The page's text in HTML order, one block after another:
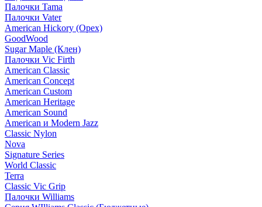
Палочки Tama
Палочки Vater
American Hickory (Орех)
GoodWood
Sugar Maple (Клен)
Палочки Vic Firth
American Classic
American Concept
American Custom
American Heritage
American Sound
American и Modern Jazz
Classic Nylon
Nova
Signature Series
World Classic
Terra
Classic Vic Grip
Палочки Williams